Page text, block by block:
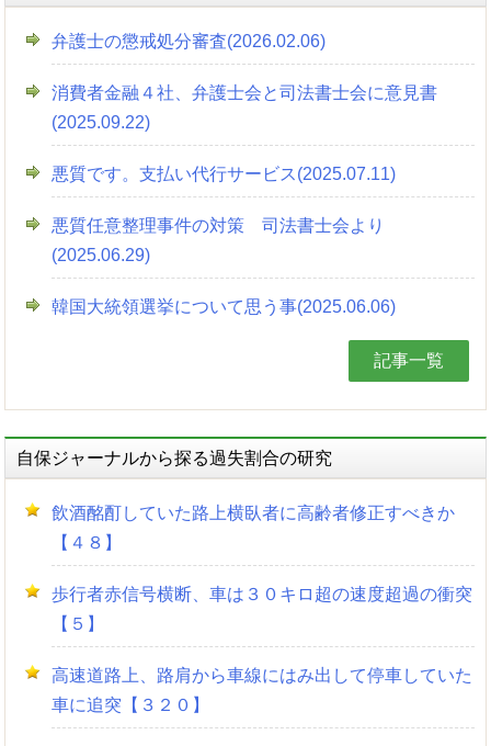
弁護士の懲戒処分審査(2026.02.06)
消費者金融４社、弁護士会と司法書士会に意見書
(2025.09.22)
悪質です。支払い代行サービス(2025.07.11)
悪質任意整理事件の対策 司法書士会より
(2025.06.29)
韓国大統領選挙について思う事(2025.06.06)
記事一覧
自保ジャーナルから探る過失割合の研究
飲酒酩酊していた路上横臥者に高齢者修正すべきか
【４８】
歩行者赤信号横断、車は３０キロ超の速度超過の衝突
【５】
高速道路上、路肩から車線にはみ出して停車していた
車に追突【３２０】